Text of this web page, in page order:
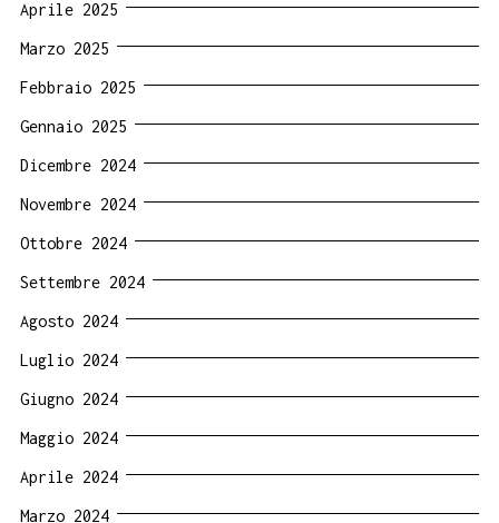
Aprile 2025
Marzo 2025
Febbraio 2025
Gennaio 2025
Dicembre 2024
Novembre 2024
Ottobre 2024
Settembre 2024
Agosto 2024
Luglio 2024
Giugno 2024
Maggio 2024
Aprile 2024
Marzo 2024